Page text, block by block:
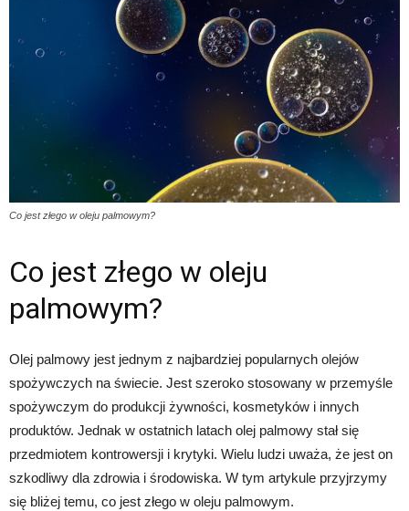
Co jest złego w oleju palmowym?
Co jest złego w oleju
palmowym?
Olej palmowy jest jednym z najbardziej popularnych olejów
spożywczych na świecie. Jest szeroko stosowany w przemyśle
spożywczym do produkcji żywności, kosmetyków i innych
produktów. Jednak w ostatnich latach olej palmowy stał się
przedmiotem kontrowersji i krytyki. Wielu ludzi uważa, że jest on
szkodliwy dla zdrowia i środowiska. W tym artykule przyjrzymy
się bliżej temu, co jest złego w oleju palmowym.